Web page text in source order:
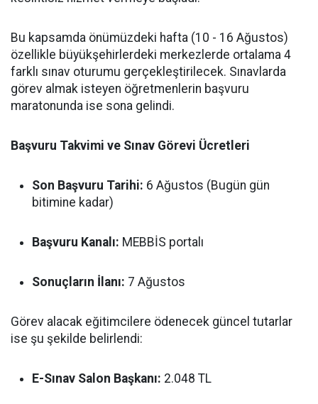
Bu kapsamda önümüzdeki hafta (10 - 16 Ağustos)
özellikle büyükşehirlerdeki merkezlerde ortalama 4
farklı sınav oturumu gerçekleştirilecek. Sınavlarda
görev almak isteyen öğretmenlerin başvuru
maratonunda ise sona gelindi.
Başvuru Takvimi ve Sınav Görevi Ücretleri
Son Başvuru Tarihi: 6 Ağustos (Bugün gün
bitimine kadar)
Başvuru Kanalı: MEBBİS portalı
Sonuçların İlanı: 7 Ağustos
Görev alacak eğitimcilere ödenecek güncel tutarlar
ise şu şekilde belirlendi:
E-Sınav Salon Başkanı: 2.048 TL